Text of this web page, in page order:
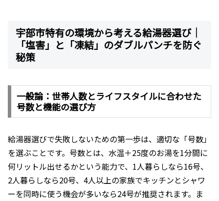
宇部市特有の環境から考える給湯器選び｜
「塩害」と「凍結」のダブルパンチを防ぐ
秘策
一般論：世帯人数とライフスタイルに合わせた
号数と機能の選び方
給湯器選びで失敗しないための第一歩は、適切な「号数」
を選ぶことです。号数とは、水温＋25度のお湯を1分間に
何リットル出せるかという能力で、1人暮らしなら16号、
2人暮らしなら20号、4人以上の家族でキッチンとシャワ
ーを同時に使う機会が多いなら24号が推奨されます。ま